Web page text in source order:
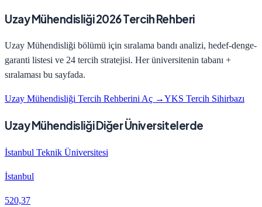
Uzay Mühendisliği2026 Tercih Rehberi
Uzay Mühendisliği bölümü için sıralama bandı analizi, hedef-denge-
garanti listesi ve 24 tercih stratejisi. Her üniversitenin tabanı +
sıralaması bu sayfada.
Uzay Mühendisliği Tercih Rehberini Aç →YKS Tercih Sihirbazı
Uzay Mühendisliği Diğer Üniversitelerde
İstanbul Teknik Üniversitesi
İstanbul
520,37